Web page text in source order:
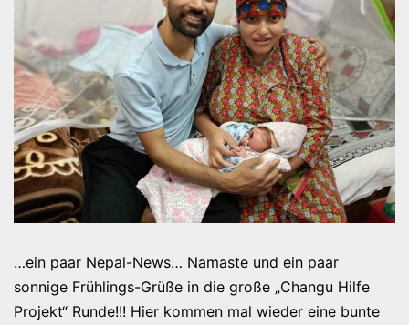
…ein paar Nepal-News… Namaste und ein paar
sonnige Frühlings-Grüße in die große „Changu Hilfe
Projekt“ Runde!!! Hier kommen mal wieder eine bunte